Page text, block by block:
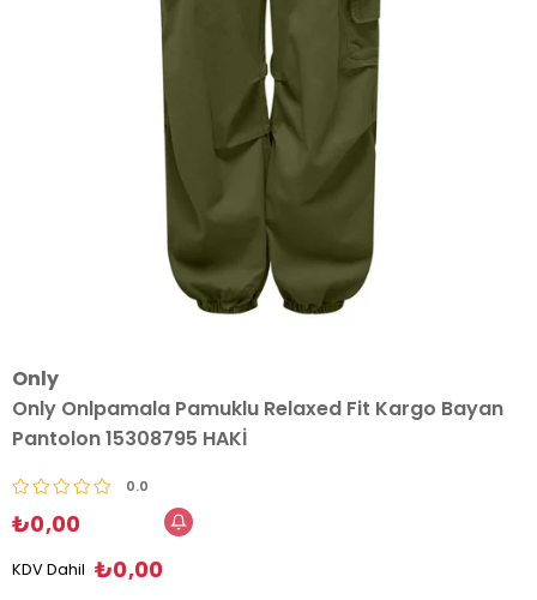
Only
Only Onlpamala Pamuklu Relaxed Fit Kargo Bayan
Pantolon 15308795 HAKİ
0.0
₺0,00
KDV Dahil ₺0,00